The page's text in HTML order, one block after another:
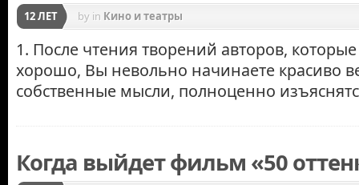
12 ЛЕТ by in Кино и театры
1. После чтения творений авторов,
хорошо, Вы невольно начинаете красиво
собственные мысли, полноценно
Когда выйдет фильм «50